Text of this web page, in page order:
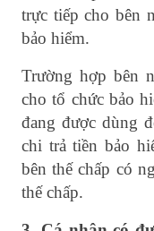
trực tiếp cho bên
bảo hiểm.
Trường hợp bên
cho tổ chức bảo
đang được dùng
chi trả tiền bảo
bên thế chấp có
thế chấp.